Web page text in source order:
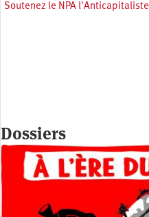
Soutenez le NPA l'Anticapitaliste
Dossiers